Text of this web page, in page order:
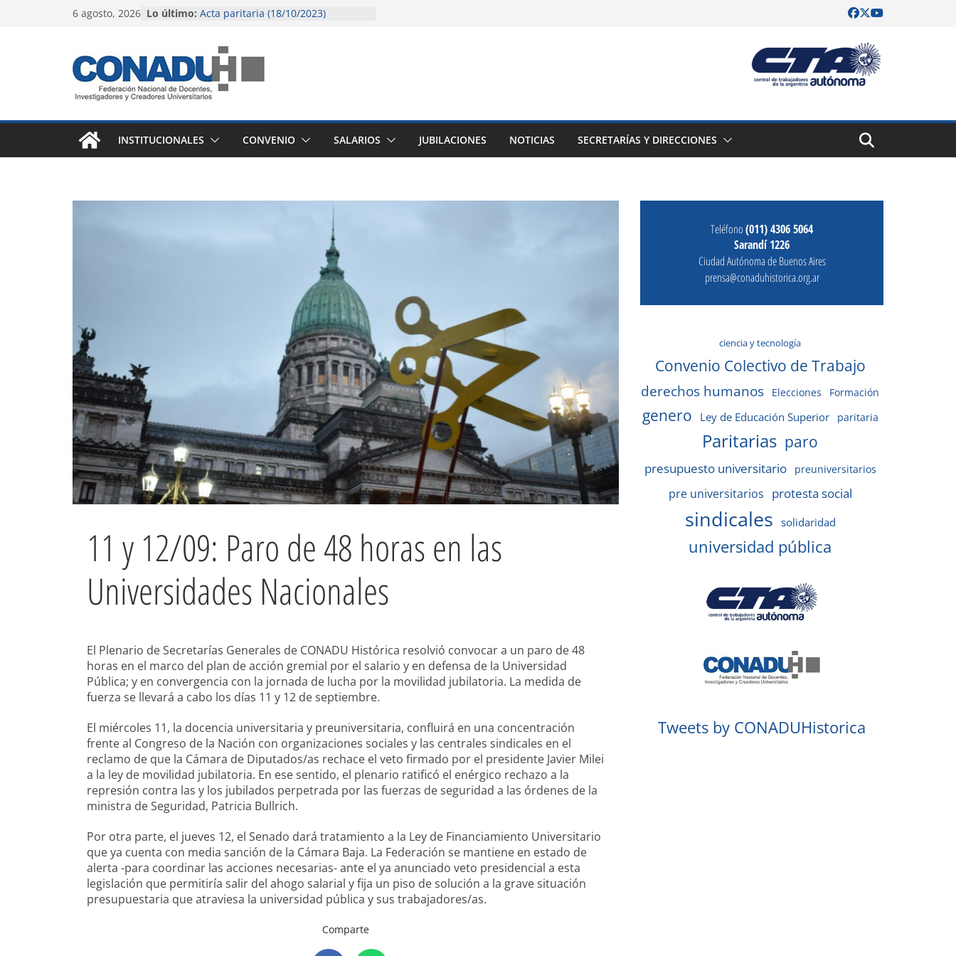
6 agosto, 2026 Lo último: Acta paritaria (18/10/2023)
universitaria y preuniversitaria
Instructivo para liquidación
(octubre 2023)
Instructivo para liquidación (junio a
Acta paritaria (9/6/2023)
INSTITUCIONALES
CONVENIO SALARIOS JUBILACIONES NOTICIAS SECRETARÍAS Y DIRECCIONES
11 y 12/09: Paro de 48 horas en las
Universidades Nacionales
El Plenario de Secretarías Generales de CONADU Histórica resolvió convocar a un paro de 48
horas en el marco del plan de acción gremial por el salario y en defensa de la Universidad
Pública; y en convergencia con la jornada de lucha por la movilidad jubilatoria. La medida de
fuerza se llevará a cabo los días 11 y 12 de septiembre.
El miércoles 11, la docencia universitaria y preuniversitaria, confluirá en una concentración
frente al Congreso de la Nación con organizaciones sociales y las centrales sindicales en el
reclamo de que la Cámara de Diputados/as rechace el veto firmado por el presidente Javier Milei
a la ley de movilidad jubilatoria. En ese sentido, el plenario ratificó el enérgico rechazo a la
represión contra las y los jubilados perpetrada por las fuerzas de seguridad a las órdenes de la
ministra de Seguridad, Patricia Bullrich.
Por otra parte, el jueves 12, el Senado dará tratamiento a la Ley de Financiamiento Universitario
que ya cuenta con media sanción de la Cámara Baja. La Federación se mantiene en estado de
alerta -para coordinar las acciones necesarias- ante el ya anunciado veto presidencial a esta
legislación que permitiría salir del ahogo salarial y fija un piso de solución a la grave situación
presupuestaria que atraviesa la universidad pública y sus trabajadores/as.
Comparte
Teléfono(011) 4306 5064
Sarandí 1226
Ciudad Autónoma de Buenos Aires
prensa@conaduhistorica.org.ar
ciencia y tecnología
Convenio Colectivo de Trabajo
derechos humanos Elecciones Formación
genero Ley de Educación Superior paritaria
Paritarias paro
presupuesto universitario preuniversitarios
pre universitarios protesta social
sindicales solidaridad
universidad pública
Tweets by CONADUHistorica